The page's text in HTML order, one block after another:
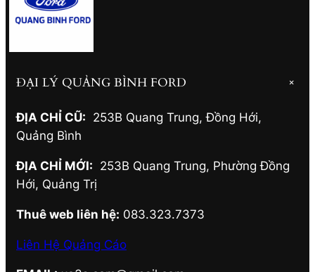
ĐẠI LÝ QUẢNG BÌNH FORD +
ĐỊA CHỈ CŨ: 253B Quang Trung, Đồng Hới,
Quảng Bình
ĐỊA CHỈ MỚI: 253B Quang Trung, Phường Đồng
Hới, Quảng Trị
Thuê web liên hệ: 083.323.7373
Liên Hệ Quảng Cáo